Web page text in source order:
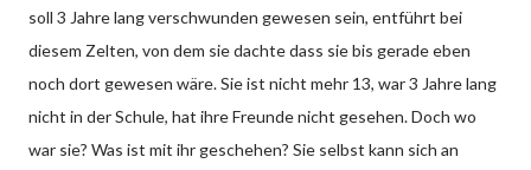
soll 3 Jahre lang verschwunden gewesen sein, entführt bei
diesem Zelten, von dem sie dachte dass sie bis gerade eben
noch dort gewesen wäre. Sie ist nicht mehr 13, war 3 Jahre lang
nicht in der Schule, hat ihre Freunde nicht gesehen. Doch wo
war sie? Was ist mit ihr geschehen? Sie selbst kann sich an